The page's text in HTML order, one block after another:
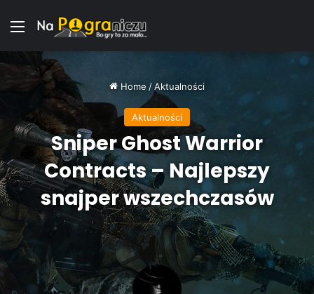
Menu
Home /Aktualności
Aktualności
Sniper Ghost Warrior
Contracts – Najlepszy
snajper wszechczasów